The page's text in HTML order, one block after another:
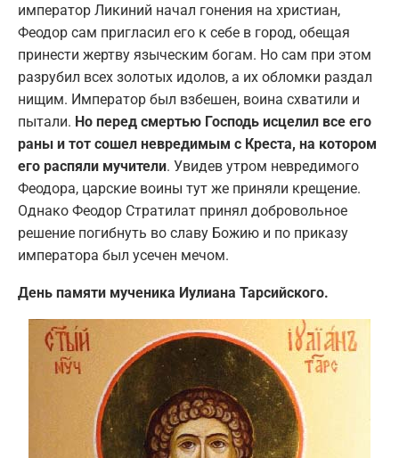
император Ликиний начал гонения на христиан,
Феодор сам пригласил его к себе в город, обещая
принести жертву языческим богам. Но сам при этом
разрубил всех золотых идолов, а их обломки раздал
нищим. Император был взбешен, воина схватили и
пытали. Но перед смертью Господь исцелил все его
раны и тот сошел невредимым с Креста, на котором
его распяли мучители. Увидев утром невредимого
Феодора, царские воины тут же приняли крещение.
Однако Феодор Стратилат принял добровольное
решение погибнуть во славу Божию и по приказу
императора был усечен мечом.
День памяти мученика Иулиана Тарсийского.